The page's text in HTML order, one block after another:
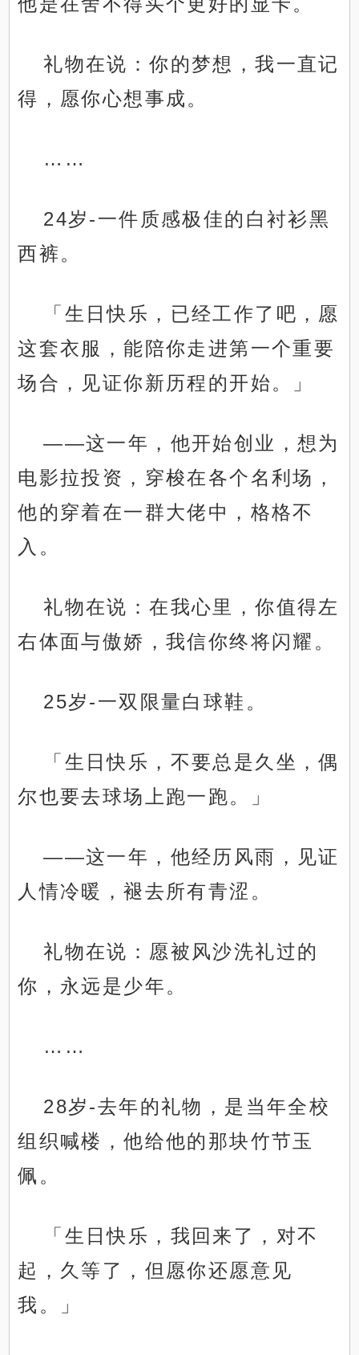
礼物在说：你的梦想，我一直记
得，愿你心想事成。
……
24岁-一件质感极佳的白衬衫黑
西裤。
「生日快乐，已经工作了吧，愿
这套衣服，能陪你走进第一个重要
场合，见证你新历程的开始。」
——这一年，他开始创业，想为
电影拉投资，穿梭在各个名利场，
他的穿着在一群大佬中，格格不
入。
礼物在说：在我心里，你值得左
右体面与傲娇，我信你终将闪耀。
25岁-一双限量白球鞋。
「生日快乐，不要总是久坐，偶
尔也要去球场上跑一跑。」
——这一年，他经历风雨，见证
人情冷暖，褪去所有青涩。
礼物在说：愿被风沙洗礼过的
你，永远是少年。
……
28岁-去年的礼物，是当年全校
组织喊楼，他给他的那块竹节玉
佩。
「生日快乐，我回来了，对不
起，久等了，但愿你还愿意见
我。」